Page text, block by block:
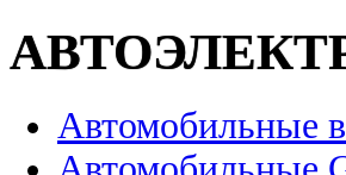
Автомобильные